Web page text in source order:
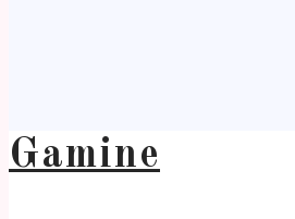
Gamine